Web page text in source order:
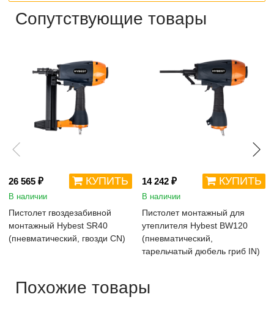
Сопутствующие товары
26 565 ₽ КУПИТЬ
В наличии
Пистолет гвоздезабивной
монтажный Hybest SR40
(пневматический, гвозди CN)
14 242 ₽ КУПИТЬ
В наличии
Пистолет монтажный для
утеплителя Hybest BW120
(пневматический,
тарельчатый дюбель гриб IN)
Похожие товары